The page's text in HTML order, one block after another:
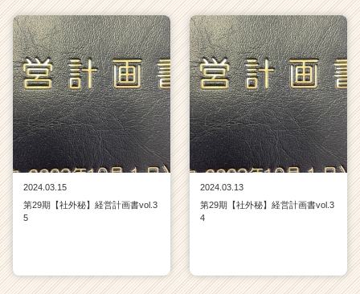
ス
カ
ウ
ト
が
届
く
就
活
サ
ト
リ
2024.03.15
第29期【社外秘】経営計画書vol.3
5
2024.03.13
第29期【社外秘】経営計画書vol.3
4